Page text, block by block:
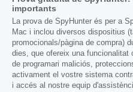
importants
La prova de SpyHunter és per a
Mac i inclou diversos dispositius
promocionals/pàgina de compra)
dies, que ofereix una
de programari maliciós,
activament el vostre sistema
i accés al nostre equip